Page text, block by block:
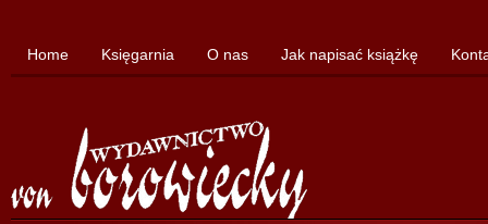
Home Księgarnia O nas Jak napisać książkę